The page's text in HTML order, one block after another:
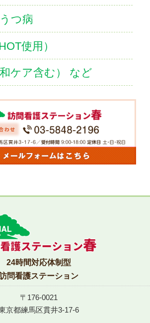
つ病
使用）
ケア含む） など
24時間対応体制型
問看護ステーション
〒176-0021
京都練馬区貫井3-17-6